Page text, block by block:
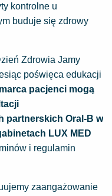
kontrolne u
buduje się zdrowy
Zdrowia Jamy
poświęca edukacji
pacjenci mogą
partnerskich Oral-B w
LUX MED
i regulamin
zaangażowanie